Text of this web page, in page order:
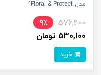
مدل Floral & Protect^
576,200
9٪
530,100 تومان